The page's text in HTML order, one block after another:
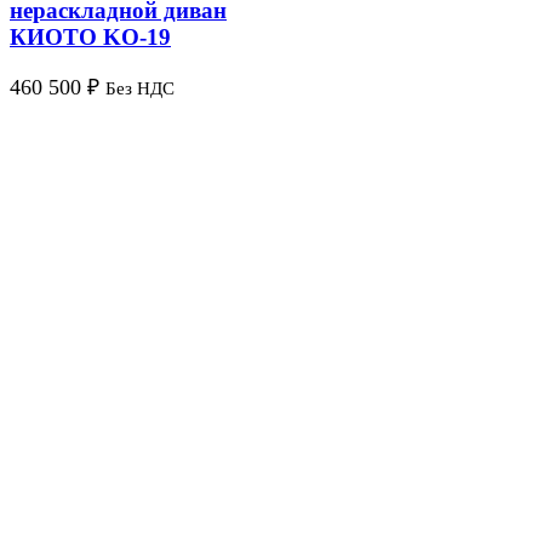
нераскладной диван
КИОТО KO-19
460 500 ₽ Без НДС